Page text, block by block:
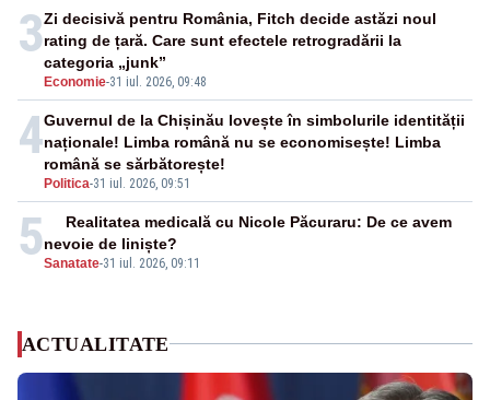
3
Economie-31 iul. 2026, 09:48
Zi decisivă pentru România, Fitch decide astăzi noul
rating de țară. Care sunt efectele retrogradării la
categoria „junk”
4
Politica-31 iul. 2026, 09:51
Guvernul de la Chișinău lovește în simbolurile identității
naționale! Limba română nu se economisește! Limba
română se sărbătorește!
5Sanatate-31 iul. 2026, 09:11
Realitatea medicală cu Nicole Păcuraru: De ce avem
nevoie de liniște?
ACTUALITATE